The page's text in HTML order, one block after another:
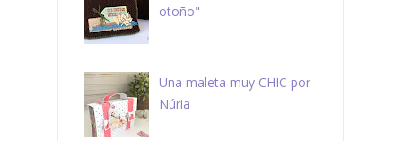
otoño"
Una maleta muy CHIC por
Núria